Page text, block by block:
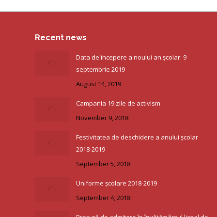
Recent news
Data de începere a noului an școlar: 9
septembrie 2019
August 14, 2019
Campania 19 zile de activism
November 9, 2018
Festivitatea de deschidere a anului școlar
2018-2019
September 5, 2018
Uniforme școlare 2018-2019
September 4, 2018